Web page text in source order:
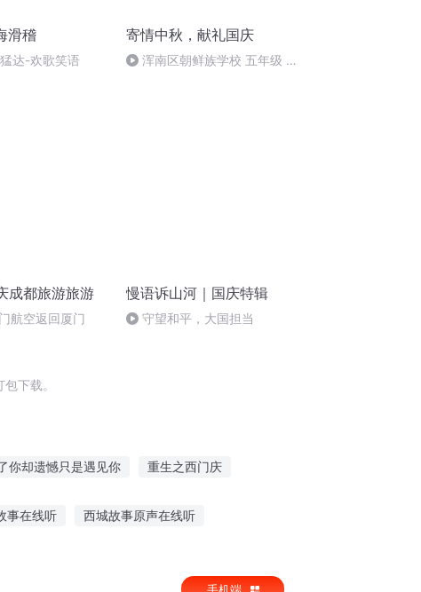
滑稽
达-欢歌笑语
寄情中秋，献礼国庆
浑南区朝鲜族学校 五年级 孙
成都旅游旅游
航空返回厦门
慢语诉山河｜国庆特辑
守望和平，大国担当
下载。
你却遗憾只是遇见你 重生之西门庆
事在线听 西城故事原声在线听